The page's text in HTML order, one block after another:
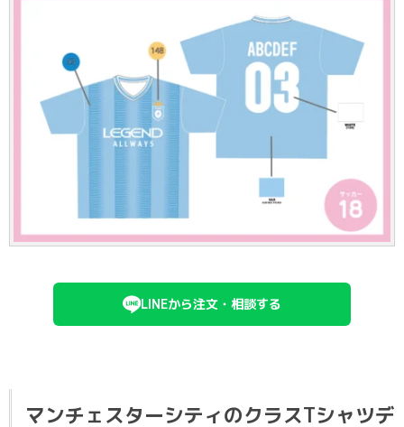
LINEから注文・相談する
マンチェスターシティのクラスTシャツデ